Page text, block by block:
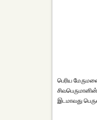
பெரிய
இடமாவது